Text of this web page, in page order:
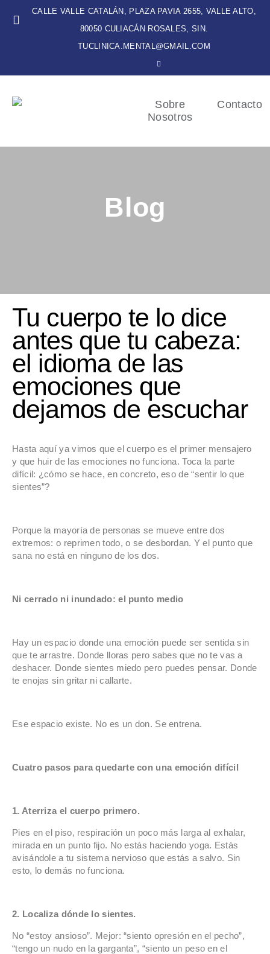
CALLE VALLE CATALÁN, PLAZA PAVIA 2655, VALLE ALTO,
80050 CULIACÁN ROSALES, SIN.
TUCLINICA.MENTAL@GMAIL.COM
Sobre
Nosotros
Contacto
Blog
Tu cuerpo te lo dice
antes que tu cabeza:
el idioma de las
emociones que
dejamos de escuchar
Hasta aquí ya vimos que el cuerpo es el primer mensajero
y que huir de las emociones no funciona. Toca la parte
difícil: ¿cómo se hace, en concreto, eso de “sentir lo que
sientes”?
Porque la mayoría de personas se mueve entre dos
extremos: o reprimen todo, o se desbordan. Y el punto que
sana no está en ninguno de los dos.
Ni cerrado ni inundado: el punto medio
Hay un espacio donde una emoción puede ser sentida sin
que te arrastre. Donde lloras pero sabes que no te vas a
deshacer. Donde sientes miedo pero puedes pensar. Donde
te enojas sin gritar ni callarte.
Ese espacio existe. No es un don. Se entrena.
Cuatro pasos para quedarte con una emoción difícil
1. Aterriza el cuerpo primero.
Pies en el piso, respiración un poco más larga al exhalar,
mirada en un punto fijo. No estás haciendo yoga. Estás
avisándole a tu sistema nervioso que estás a salvo. Sin
esto, lo demás no funciona.
2. Localiza dónde lo sientes.
No “estoy ansioso”. Mejor: “siento opresión en el pecho”,
“tengo un nudo en la garganta”, “siento un peso en el